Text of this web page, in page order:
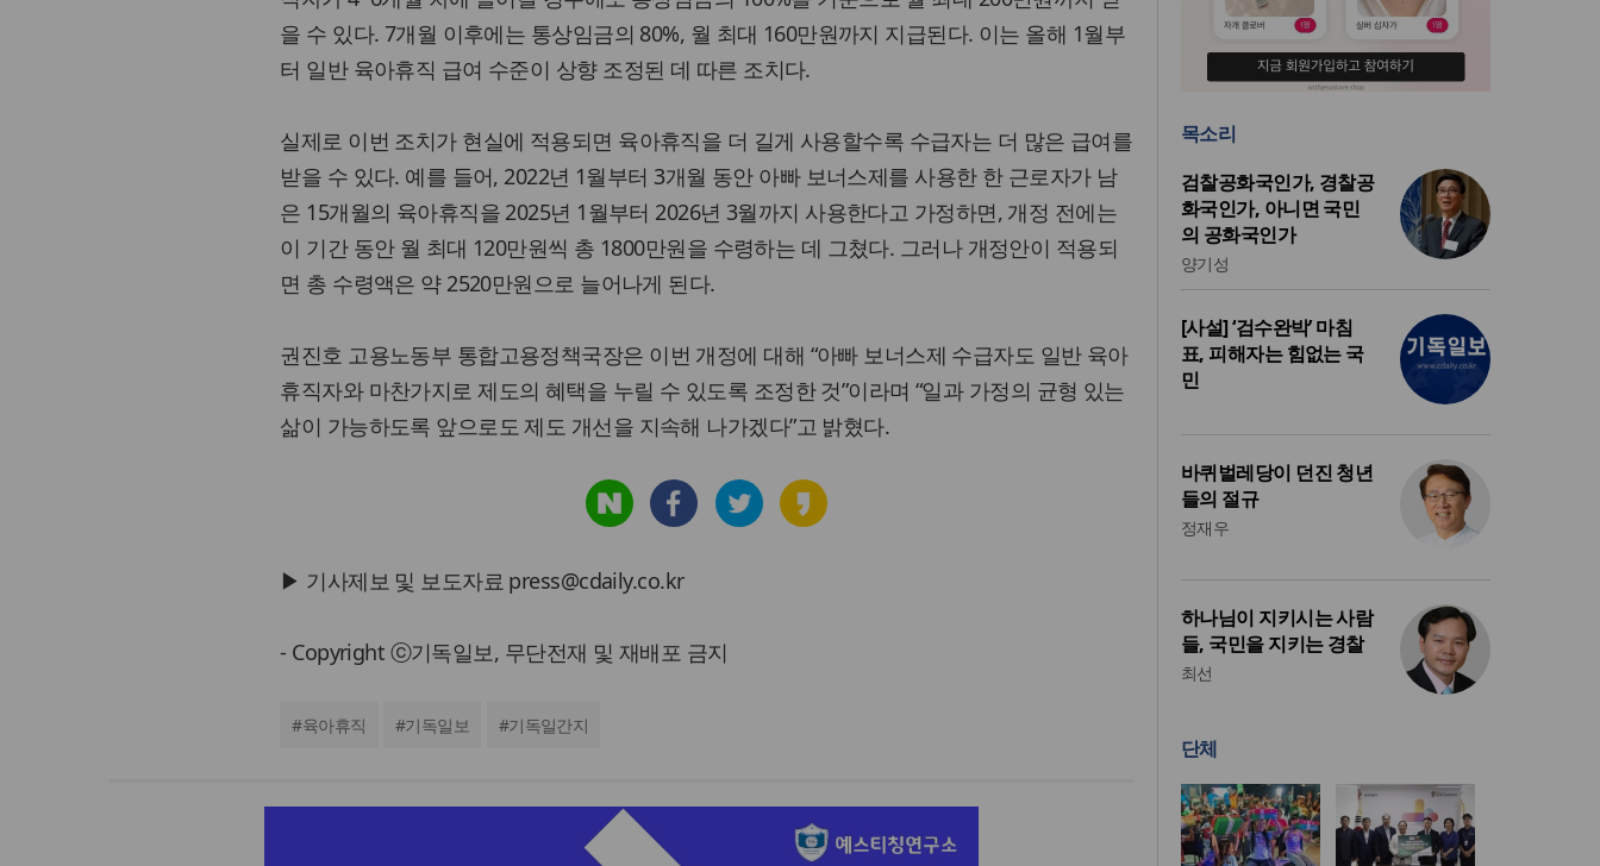
을 수 있다. 7개월 이후에는 통상임금의 80%, 월 최대 160만원까지 지급된다. 이는 올해 1월부
터 일반 육아휴직 급여 수준이 상향 조정된 데 따른 조치다.
실제로 이번 조치가 현실에 적용되면 육아휴직을 더 길게 사용할수록 수급자는 더 많은 급여를
받을 수 있다. 예를 들어, 2022년 1월부터 3개월 동안 아빠 보너스제를 사용한 한 근로자가 남
은 15개월의 육아휴직을 2025년 1월부터 2026년 3월까지 사용한다고 가정하면, 개정 전에는
이 기간 동안 월 최대 120만원씩 총 1800만원을 수령하는 데 그쳤다. 그러나 개정안이 적용되
면 총 수령액은 약 2520만원으로 늘어나게 된다.
권진호 고용노동부 통합고용정책국장은 이번 개정에 대해 “아빠 보너스제 수급자도 일반 육아
휴직자와 마찬가지로 제도의 혜택을 누릴 수 있도록 조정한 것”이라며 “일과 가정의 균형 있는
삶이 가능하도록 앞으로도 제도 개선을 지속해 나가겠다”고 밝혔다.
▶ 기사제보 및 보도자료 press@cdaily.co.kr
- Copyright ⓒ기독일보, 무단전재 및 재배포 금지
#육아휴직 #기독일보 #기독일간지
목소리
검찰공화국인가, 경찰공
화국인가, 아니면 국민
의 공화국인가
양기성
[사설] ‘검수완박’ 마침
표, 피해자는 힘없는 국
민
바퀴벌레당이 던진 청년
들의 절규
정재우
하나님이 지키시는 사람
들, 국민을 지키는 경찰
최선
단체